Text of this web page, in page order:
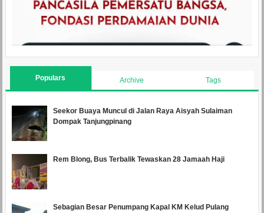
Populars Archive Tags
Seekor Buaya Muncul di Jalan Raya Aisyah Sulaiman
Dompak Tanjungpinang
Rem Blong, Bus Terbalik Tewaskan 28 Jamaah Haji
Sebagian Besar Penumpang Kapal KM Kelud Pulang